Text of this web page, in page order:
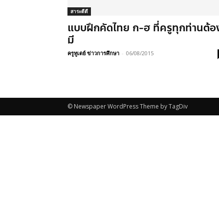
สาระดีดี
แบบฝึกคัดไทย ก-ฮ ที่ครูทุกท่านต้อ
มี
ครูทูเดย์ ข่าวการศึกษา - 06/08/2015
© Newspaper WordPress Theme by TagDiv